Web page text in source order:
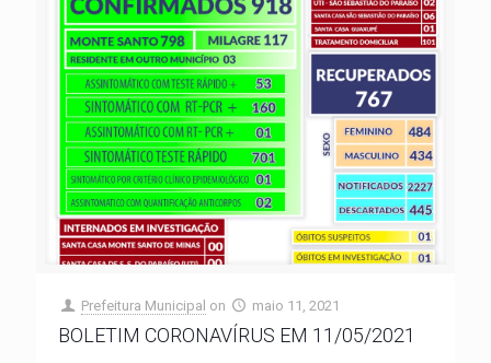
Prefeitura Municipal on maio 11, 2021
BOLETIM CORONAVÍRUS EM 11/05/2021